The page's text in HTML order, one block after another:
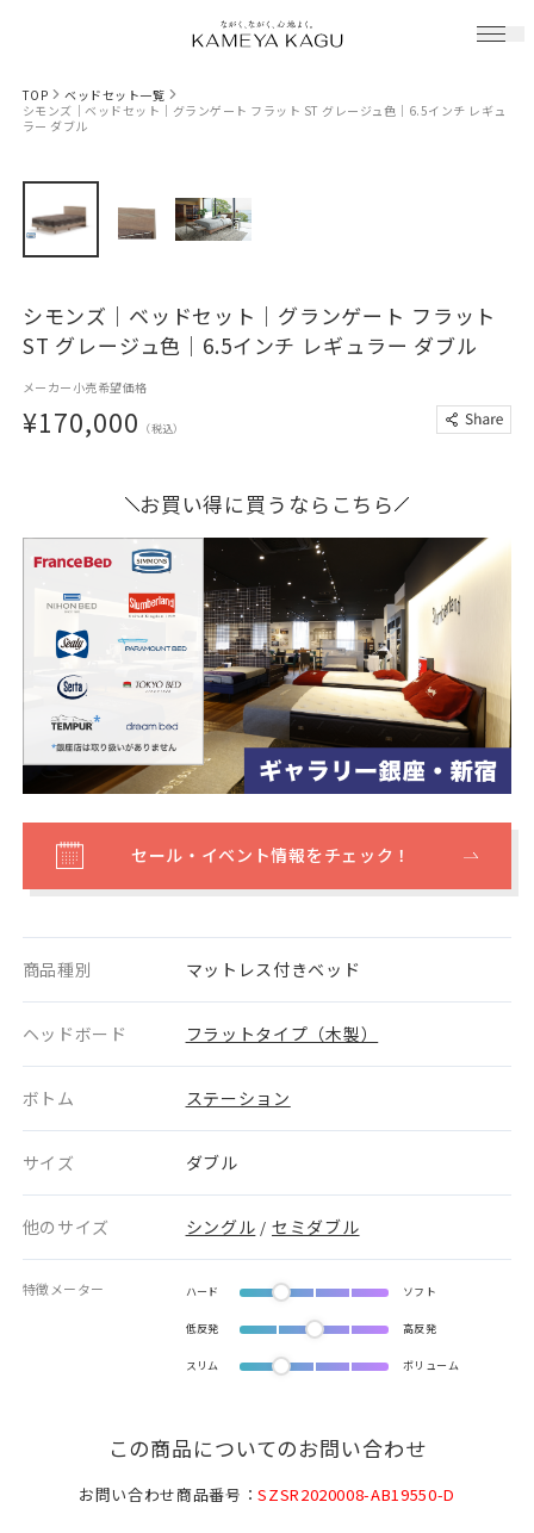
TOP
ベッドセット一覧
シモンズ｜ベッドセット｜グランゲート フラット ST グレージュ色｜6.5インチ レギュ
ラー ダブル
シモンズ｜ベッドセット｜グランゲート フラット
ST グレージュ色｜6.5インチ レギュラー ダブル
メーカー小売希望価格
¥170,000 （税込）
お買い得に買うならこちら
セール・イベント情報をチェック！
商品種別 マットレス付きベッド
ヘッドボード フラットタイプ（木製）
ボトム ステーション
サイズ ダブル
他のサイズ シングル / セミダブル
特徴メーター ハード ソフト
低反発 高反発
スリム ボリューム
この商品についてのお問い合わせ
お問い合わせ商品番号：SZSR2020008-AB19550-D